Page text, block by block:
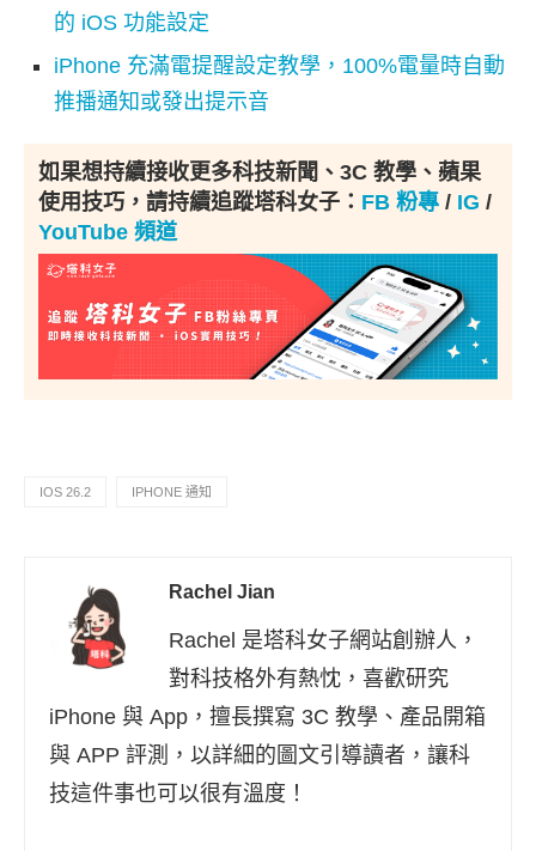
的 iOS 功能設定
iPhone 充滿電提醒設定教學，100%電量時自動
推播通知或發出提示音
如果想持續接收更多科技新聞、3C 教學、蘋果
使用技巧，請持續追蹤塔科女子： FB 粉專 / IG /
YouTube 頻道
IOS 26.2 IPHONE 通知
Rachel Jian
Rachel 是塔科女子網站創辦人，
對科技格外有熱忱，喜歡研究
iPhone 與 App，擅長撰寫 3C 教學、產品開箱
與 APP 評測，以詳細的圖文引導讀者，讓科
技這件事也可以很有溫度！